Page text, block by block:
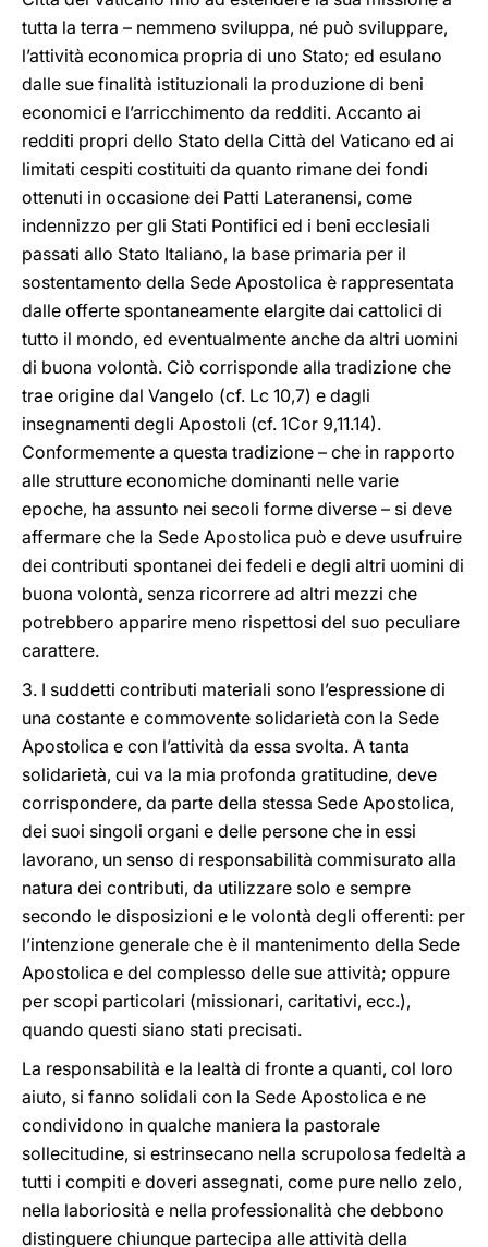
tutta la terra – nemmeno sviluppa, né può sviluppare,
l’attività economica propria di uno Stato; ed esulano
dalle sue finalità istituzionali la produzione di beni
economici e l’arricchimento da redditi. Accanto ai
redditi propri dello Stato della Città del Vaticano ed ai
limitati cespiti costituiti da quanto rimane dei fondi
ottenuti in occasione dei Patti Lateranensi, come
indennizzo per gli Stati Pontifici ed i beni ecclesiali
passati allo Stato Italiano, la base primaria per il
sostentamento della Sede Apostolica è rappresentata
dalle offerte spontaneamente elargite dai cattolici di
tutto il mondo, ed eventualmente anche da altri uomini
di buona volontà. Ciò corrisponde alla tradizione che
trae origine dal Vangelo (cf. Lc 10,7) e dagli
insegnamenti degli Apostoli (cf. 1Cor 9,11.14).
Conformemente a questa tradizione – che in rapporto
alle strutture economiche dominanti nelle varie
epoche, ha assunto nei secoli forme diverse – si deve
affermare che la Sede Apostolica può e deve usufruire
dei contributi spontanei dei fedeli e degli altri uomini di
buona volontà, senza ricorrere ad altri mezzi che
potrebbero apparire meno rispettosi del suo peculiare
carattere.
3. I suddetti contributi materiali sono l’espressione di
una costante e commovente solidarietà con la Sede
Apostolica e con l’attività da essa svolta. A tanta
solidarietà, cui va la mia profonda gratitudine, deve
corrispondere, da parte della stessa Sede Apostolica,
dei suoi singoli organi e delle persone che in essi
lavorano, un senso di responsabilità commisurato alla
natura dei contributi, da utilizzare solo e sempre
secondo le disposizioni e le volontà degli offerenti: per
l’intenzione generale che è il mantenimento della Sede
Apostolica e del complesso delle sue attività; oppure
per scopi particolari (missionari, caritativi, ecc.),
quando questi siano stati precisati.
La responsabilità e la lealtà di fronte a quanti, col loro
aiuto, si fanno solidali con la Sede Apostolica e ne
condividono in qualche maniera la pastorale
sollecitudine, si estrinsecano nella scrupolosa fedeltà a
tutti i compiti e doveri assegnati, come pure nello zelo,
nella laboriosità e nella professionalità che debbono
distinguere chiunque partecipa alle attività della